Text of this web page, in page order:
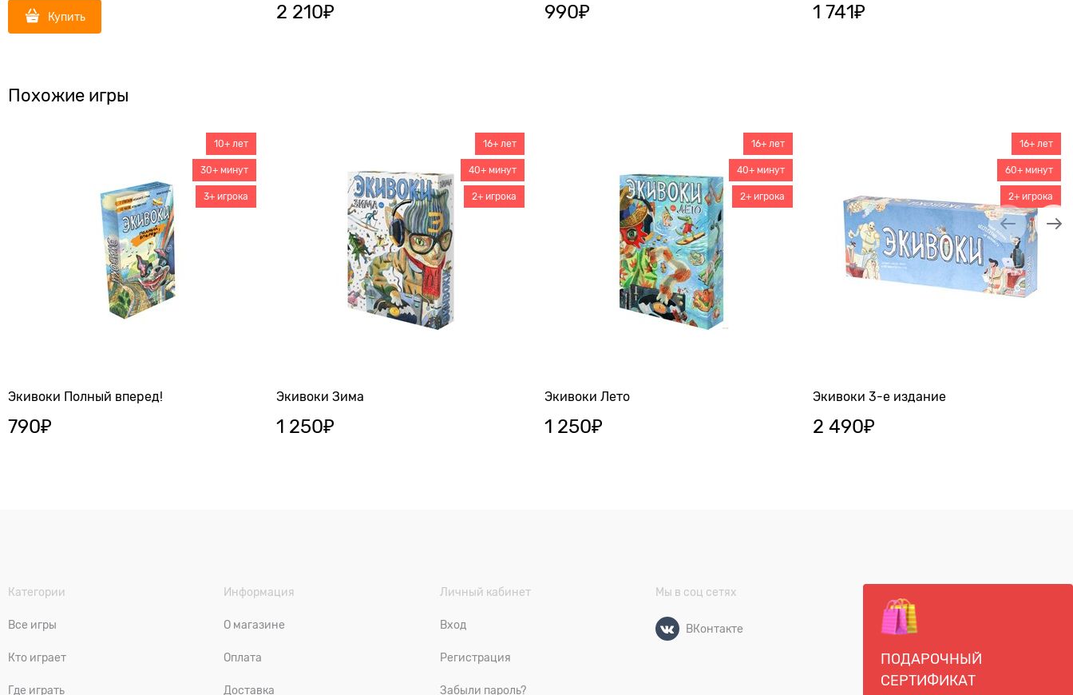
Купить 2 210₽ 990₽ 1 741₽
Похожие игры
Экивоки Полный вперед!
10+ лет
30+ минут
3+ игрока
790₽
Экивоки Зима
16+ лет
40+ минут
2+ игрока
1 250₽
Экивоки Лето
16+ лет
40+ минут
2+ игрока
1 250₽
Экивоки 3-е издание
16+ лет
60+ минут
2+ игрока
2 490₽
Категории
Все игры
Кто играет
Где играть
Информация
О магазине
Оплата
Доставка
Личный кабинет
Вход
Регистрация
Забыли пароль?
Мы в соц сетях
ВКонтакте
ПОДАРОЧНЫЙ
СЕРТИФИКАТ